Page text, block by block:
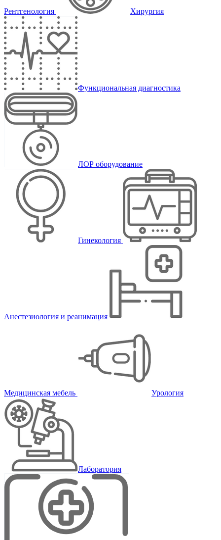
Рентгенология Хирургия
Функциональная диагностика
ЛОР оборудование
Гинекология
Анестезиология и реанимация
Медицинская мебель Урология
Лаборатория